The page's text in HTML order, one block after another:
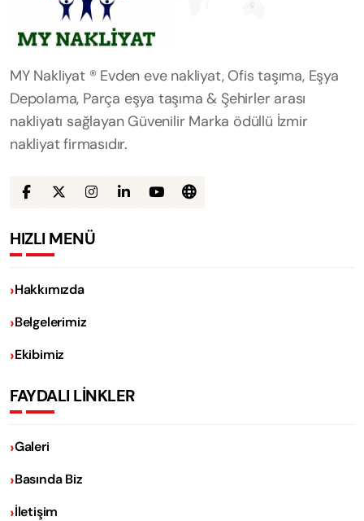
MY Nakliyat ® Evden eve nakliyat, Ofis taşıma, Eşya
Depolama, Parça eşya taşıma & Şehirler arası
nakliyatı sağlayan Güvenilir Marka ödüllü İzmir
nakliyat firmasıdır.
HIZLI MENÜ
Hakkımızda
Belgelerimiz
Ekibimiz
FAYDALI LİNKLER
Galeri
Basında Biz
İletişim